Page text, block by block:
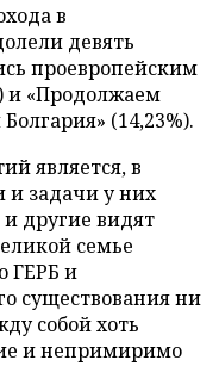
в
девять
проевропейским
и «Продолжаем
(14,23%).
является, в
и задачи у них
другие видят
семье
ГЕРБ и
существования ни
собой хоть
и непримиримо